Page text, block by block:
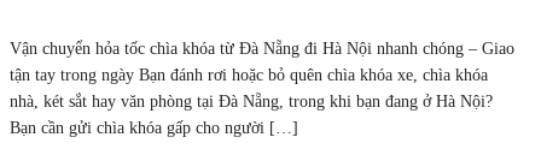
Vận chuyển hỏa tốc chìa khóa từ Đà Nẵng đi Hà Nội nhanh chóng – Giao
tận tay trong ngày Bạn đánh rơi hoặc bỏ quên chìa khóa xe, chìa khóa
nhà, két sắt hay văn phòng tại Đà Nẵng, trong khi bạn đang ở Hà Nội?
Bạn cần gửi chìa khóa gấp cho người […]